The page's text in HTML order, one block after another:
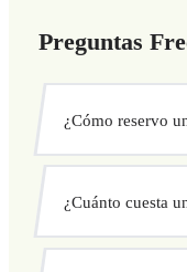
Preguntas
¿Cómo reservo
Usa nuestro
tu traslado al
¿Cuánto cuesta